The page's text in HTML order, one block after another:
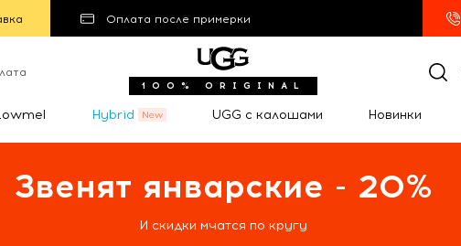
Оплата после примерки
100% ORIGINAL
Hybrid UGG с калошами Новинки
Звенят январские - 20%
И скидки мчатся по кругу